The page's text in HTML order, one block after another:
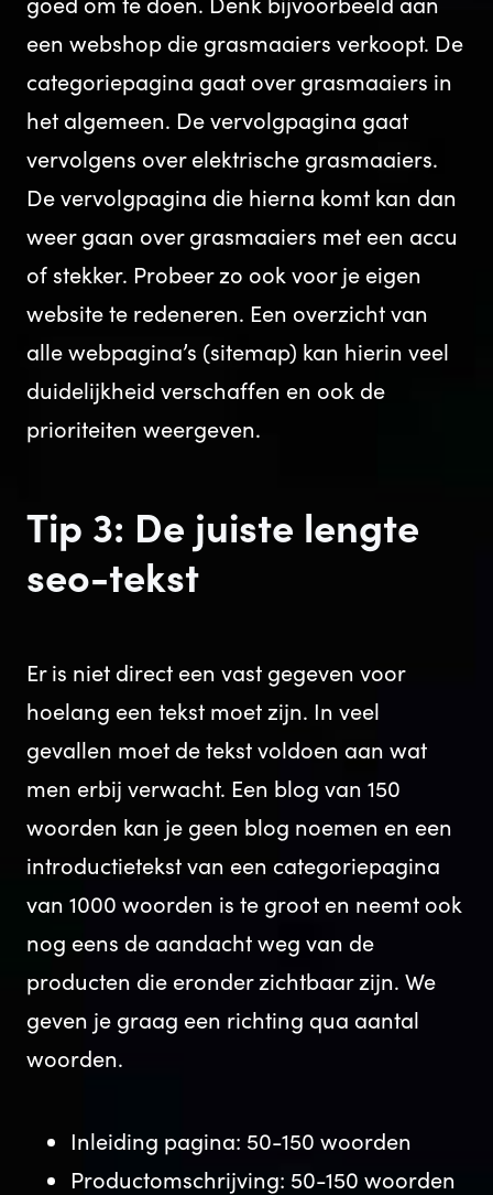
een webshop die grasmaaiers verkoopt. De
categoriepagina gaat over grasmaaiers in
het algemeen. De vervolgpagina gaat
vervolgens over elektrische grasmaaiers.
De vervolgpagina die hierna komt kan dan
weer gaan over grasmaaiers met een accu
of stekker. Probeer zo ook voor je eigen
website te redeneren. Een overzicht van
alle webpagina’s (sitemap) kan hierin veel
duidelijkheid verschaffen en ook de
prioriteiten weergeven.
Tip 3: De juiste lengte
seo-tekst
Er is niet direct een vast gegeven voor
hoelang een tekst moet zijn. In veel
gevallen moet de tekst voldoen aan wat
men erbij verwacht. Een blog van 150
woorden kan je geen blog noemen en een
introductietekst van een categoriepagina
van 1000 woorden is te groot en neemt ook
nog eens de aandacht weg van de
producten die eronder zichtbaar zijn. We
geven je graag een richting qua aantal
woorden.
Inleiding pagina: 50-150 woorden
Productomschrijving: 50-150 woorden